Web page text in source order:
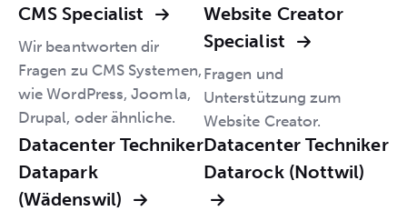
CMS Specialist
Wir beantworten dir
Fragen zu CMS Systemen,
wie WordPress, Joomla,
Drupal, oder ähnliche.
Website Creator
Specialist
Fragen und
Unterstützung zum
Website Creator.
Datacenter Techniker
Datapark
(Wädenswil)
Datacenter Techniker
Datarock (Nottwil)